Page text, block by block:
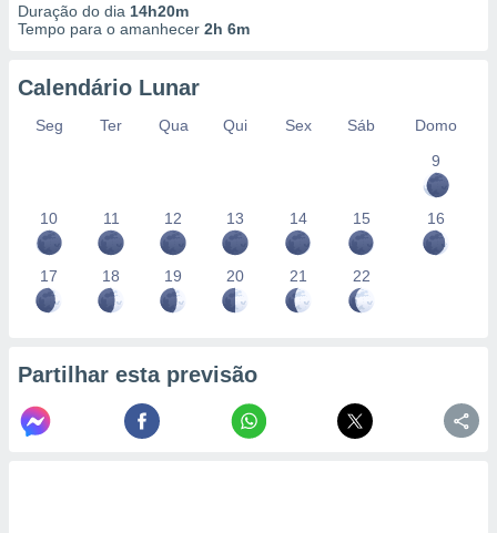
Duração do dia 14h20m
Tempo para o amanhecer 2h 6m
Calendário Lunar
Seg Ter Qua Qui Sex Sáb
Domo
9
10 11 12 13 14 15 16
17 18 19 20 21 22
Partilhar esta previsão